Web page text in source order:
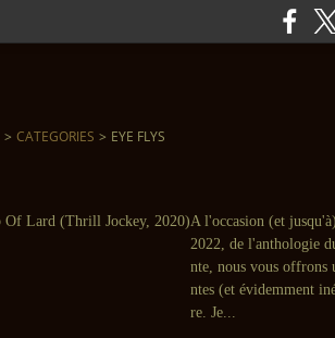
> CATEGORIES > EYE FLYS
A l'occasion (et
2022, de l'anthologie
nte, nous vous offrons
ntes (et évidemment
re. Je...